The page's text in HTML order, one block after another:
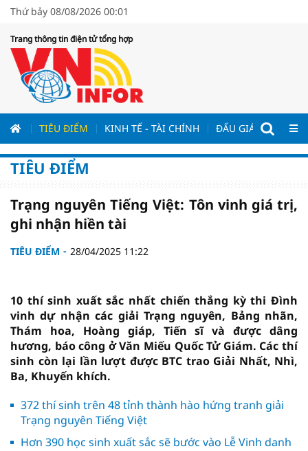
Thứ bảy 08/08/2026 00:01
Trang thông tin điện tử tổng hợp
TIÊU ĐIỂM KINH TẾ - TÀI CHÍNH ĐẤU GIÁ - ĐẤU
TIÊU ĐIỂM
Trạng nguyên Tiếng Việt: Tôn vinh giá trị,
ghi nhận hiền tài
TIÊU ĐIỂM 28/04/2025 11:22
10 thí sinh xuất sắc nhất chiến thắng kỳ thi Đình
vinh dự nhận các giải Trạng nguyên, Bảng nhãn,
Thám hoa, Hoàng giáp, Tiến sĩ và được dâng
hương, báo công ở Văn Miếu Quốc Tử Giám. Các thí
sinh còn lại lần lượt được BTC trao Giải Nhất, Nhì,
Ba, Khuyến khích.
372 thí sinh trên 48 tỉnh thành hào hứng tranh giải
Trạng nguyên Tiếng Việt
Hơn 390 học sinh xuất sắc sẽ bước vào Lễ Vinh danh